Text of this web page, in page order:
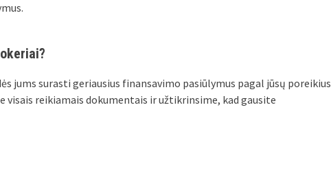
jums surasti geriausius finansavimo pasiūlymus pagal jūsų poreikius
visais reikiamais dokumentais ir užtikrinsime, kad gausite